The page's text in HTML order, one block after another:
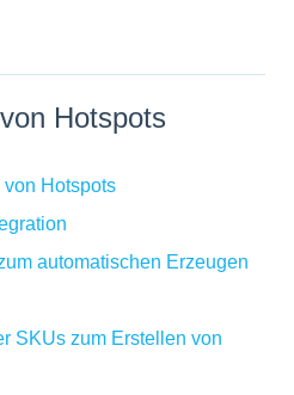
Hotspots
Hotspots
automatischen Erzeugen
SKUs zum Erstellen von